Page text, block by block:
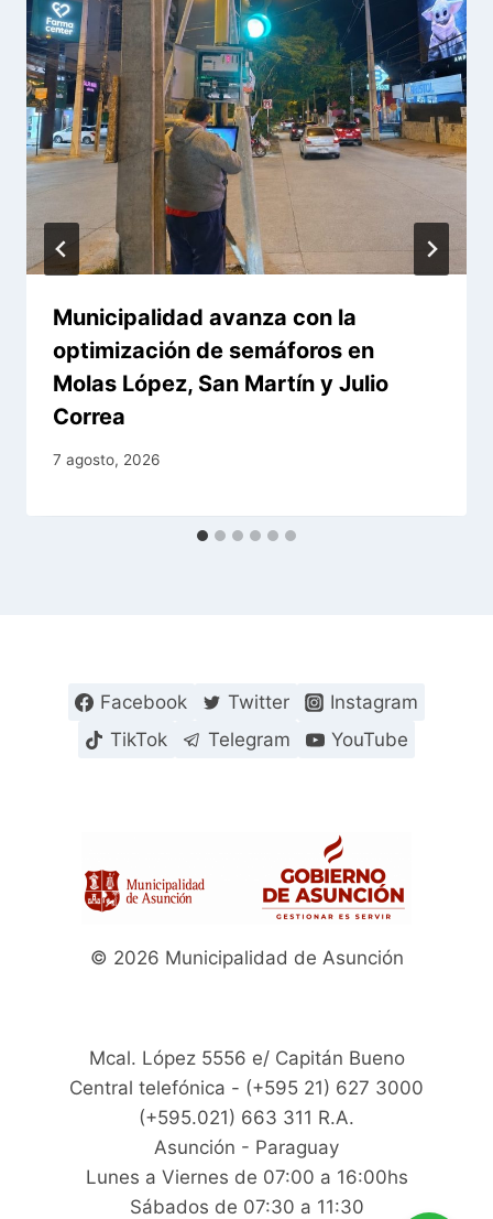
Municipalidad avanza con la
optimización de semáforos en
Molas López, San Martín y Julio
Correa
7 agosto, 2026
Facebook Twitter
Instagram
TikTok
Telegram YouTube
© 2026 Municipalidad de Asunción
Mcal. López 5556 e/ Capitán Bueno
Central telefónica - (+595 21) 627 3000
(+595.021) 663 311 R.A.
Asunción - Paraguay
Lunes a Viernes de 07:00 a 16:00hs
Sábados de 07:30 a 11:30